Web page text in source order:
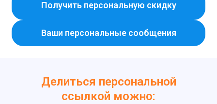
Получить персональную скидку
Ваши персональные сообщения
Делиться персональной
ссылкой можно: